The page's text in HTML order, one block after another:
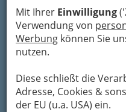
Mit Ihrer Einwilligung
Verwendung von
Werbung können Sie
nutzen.
Diese schließt die
Adresse, Cookies &
der EU (u.a. USA) ein.
Karte
Adresse mit Google